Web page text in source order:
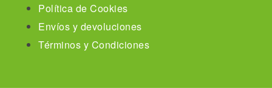
Política de Cookies
Envíos y devoluciones
Términos y Condiciones